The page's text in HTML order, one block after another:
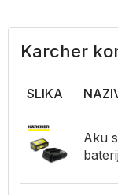
Karcher
SLIKA
Aku